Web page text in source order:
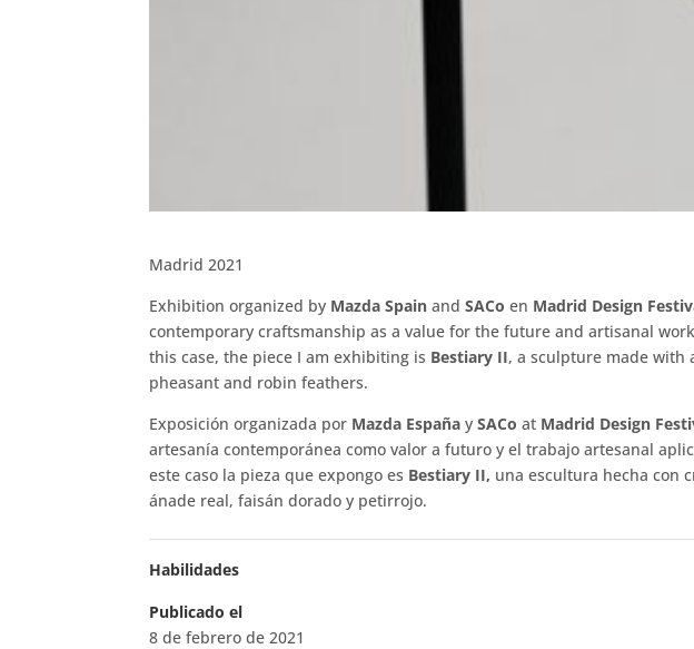
Madrid 2021
Exhibition organized by Mazda Spain andSACo en Madrid Design
contemporary craftsmanship as a value for the future and artisanal
this case, the piece I am exhibiting is Bestiary II, a sculpture made with
pheasant and robin feathers.
Exposición organizada por Mazda Españay SACoat Madrid Design
artesanía contemporánea como valor a futuro y el trabajo artesanal
este caso la pieza que expongo es Bestiary II, una escultura hecha con
ánade real, faisán dorado y petirrojo.
Habilidades
Publicado el
8 de febrero de 2021